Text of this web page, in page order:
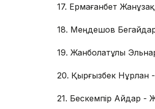
17. Ермағанбет
18. Меңдешов
19. Жанболатұлы
20. Қырғызбек
21. Бескемпір Айдар -